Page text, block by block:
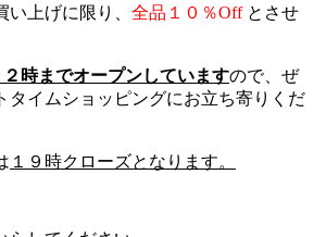
上げに限り、 全品１０％Off とさせ
２時までオープンしていますので、ぜ
タイムショッピングにお立ち寄りくだ
１９時クローズとなります。